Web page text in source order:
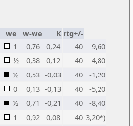
we w-we K rtg+/-
1 0,76 0,24 40
9,60
½ 0,38 0,12 40
4,80
½ 0,53 -0,03 40
-1,20
0 0,13 -0,13 40
-5,20
½ 0,71 -0,21 40
-8,40
1 0,92 0,08 40 3,20*)